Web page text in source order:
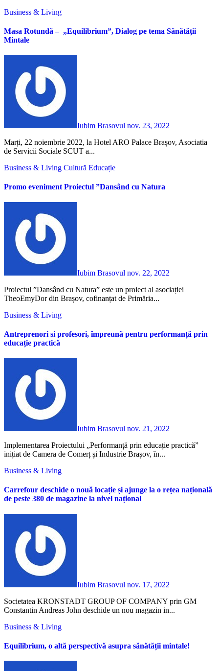
Business & Living
Masa Rotundă – „Equilibrium”, Dialog pe tema Sănătății
Mintale
Iubim Brasovul nov. 23, 2022
Marți, 22 noiembrie 2022, la Hotel ARO Palace Brașov, Asociatia
de Servicii Sociale SCUT a...
Business & Living Cultură Educație
Promo eveniment Proiectul ”Dansând cu Natura
Iubim Brasovul nov. 22, 2022
Proiectul ”Dansând cu Natura” este un proiect al asociației
TheoEmyDor din Brașov, cofinanțat de Primăria...
Business & Living
Antreprenori si profesori, împreună pentru performanță prin
educație practică
Iubim Brasovul nov. 21, 2022
Implementarea Proiectului „Performanță prin educație practică”
inițiat de Camera de Comerț și Industrie Brașov, în...
Business & Living
Carrefour deschide o nouă locație și ajunge la o rețea națională
de peste 380 de magazine la nivel național
Iubim Brasovul nov. 17, 2022
Societatea KRONSTADT GROUP OF COMPANY prin GM
Constantin Andreas John deschide un nou magazin in...
Business & Living
Equilibrium, o altă perspectivă asupra sănătății mintale!